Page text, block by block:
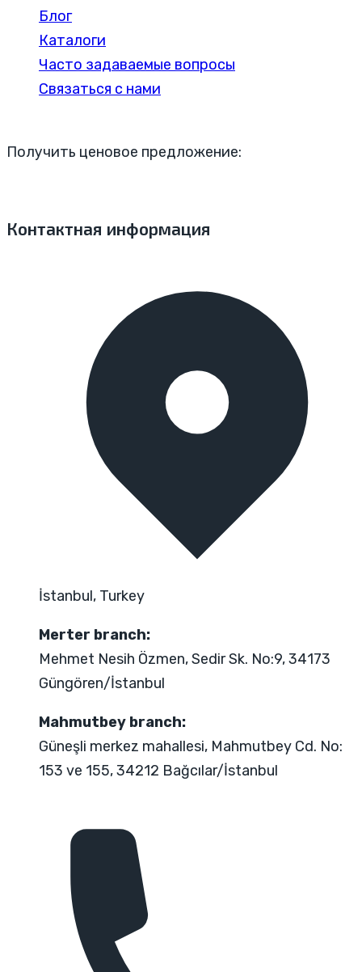
Блог
Каталоги
Часто задаваемые вопросы
Связаться с нами
Получить ценовое предложение:
Контактная информация
İstanbul, Turkey
Merter branch:
Mehmet Nesih Özmen, Sedir Sk. No:9, 34173
Güngören/İstanbul
Mahmutbey branch:
Güneşli merkez mahallesi, Mahmutbey Cd. No:
153 ve 155, 34212 Bağcılar/İstanbul